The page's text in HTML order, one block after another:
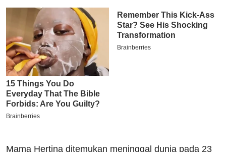
Mama Hertina ditemukan meninggal dunia pada 23